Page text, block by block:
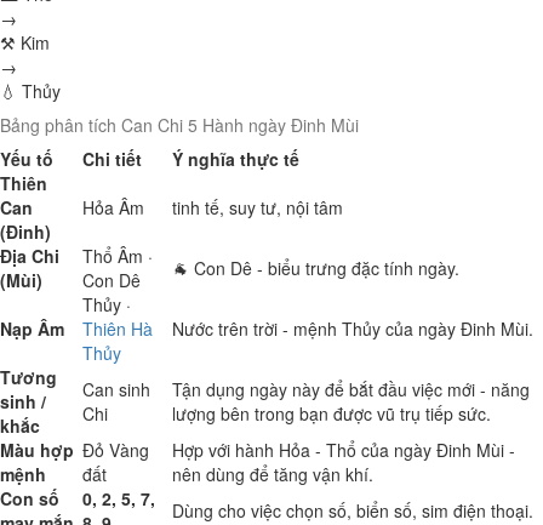
→
⚒ Kim
→
💧 Thủy
Bảng phân tích Can Chi 5 Hành ngày Đinh Mùi
Yếu tố
Chi tiết
Ý nghĩa thực tế
Thiên
Can
(Đinh)
Hỏa Âm
tinh tế, suy tư, nội tâm
Địa Chi
(Mùi)
Thổ Âm ·
Con Dê
🐐 Con Dê - biểu trưng đặc tính ngày.
Nạp Âm
Thủy ·
Thiên Hà
Thủy
Nước trên trời - mệnh Thủy của ngày Đinh Mùi.
Tương
sinh /
khắc
Can sinh
Chi
Tận dụng ngày này để bắt đầu việc mới - năng
lượng bên trong bạn được vũ trụ tiếp sức.
Màu hợp
mệnh
Đỏ Vàng
đất
Hợp với hành Hỏa - Thổ của ngày Đinh Mùi -
nên dùng để tăng vận khí.
Con số
0, 2, 5, 7,
Dùng cho việc chọn số, biển số, sim điện thoại.